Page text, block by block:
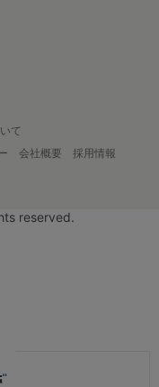
て
会社概要
採用情報
reserved.